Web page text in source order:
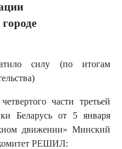
силу (по итогам
части третьей
Беларусь от 5 января
движении» Минский
РЕШИЛ: